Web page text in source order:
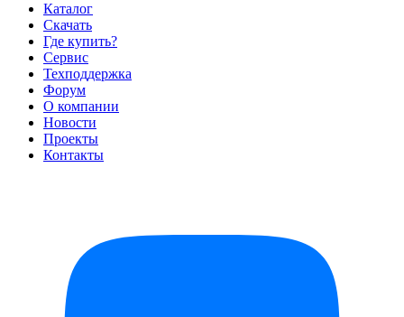
Каталог
Скачать
Где купить?
Сервис
Техподдержка
Форум
О компании
Новости
Проекты
Контакты